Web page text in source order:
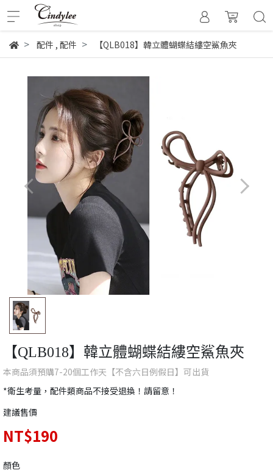
配件 , 配件 【QLB018】韓立體蝴蝶結縷空鯊魚夾
【QLB018】韓立體蝴蝶結縷空鯊魚夾
本商品須預購7-20個工作天【不含六日例假日】可出貨
*衛生考量，配件類商品不接受退換！請留意！
建議售價
NT$190
顏色